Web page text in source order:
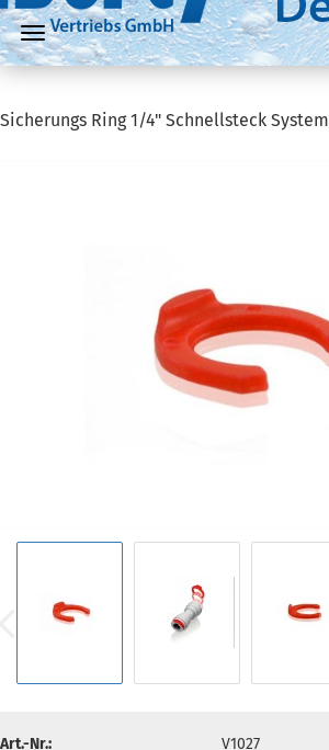
Sicherungs Ring 1/4" Schnellsteck System
Art.-Nr.:
V1027